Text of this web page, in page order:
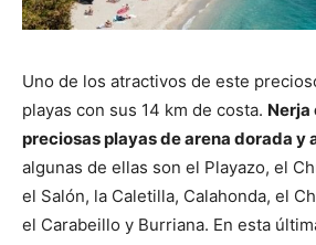
Uno de los atractivos de este
playas con sus 14 km de costa. Nerja
preciosas playas de arena dorada y
algunas de ellas son el Playazo, el
el Salón, la Caletilla, Calahonda, el
el Carabeillo y Burriana. En esta